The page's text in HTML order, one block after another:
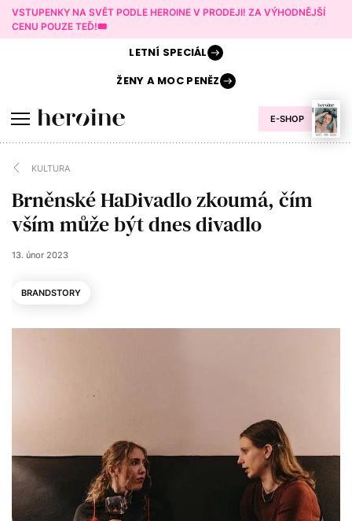
VSTUPENKY NA SVĚT PODLE HEROINE V PRODEJI! ZA VÝHODNĚJŠÍ
CENU POUZE TEĎ!🎟️
E-SHOP
LETNÍ SPECIÁL
ŽENY AMOC PENĚZ
KULTURA
Brněnské HaDivadlo zkoumá, čím
vším může být dnes divadlo
13. únor 2023
BRANDSTORY